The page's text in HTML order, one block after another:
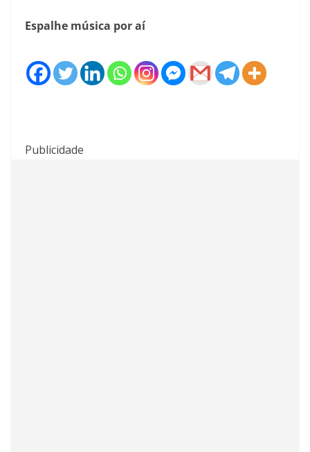
Espalhe música por aí
Publicidade